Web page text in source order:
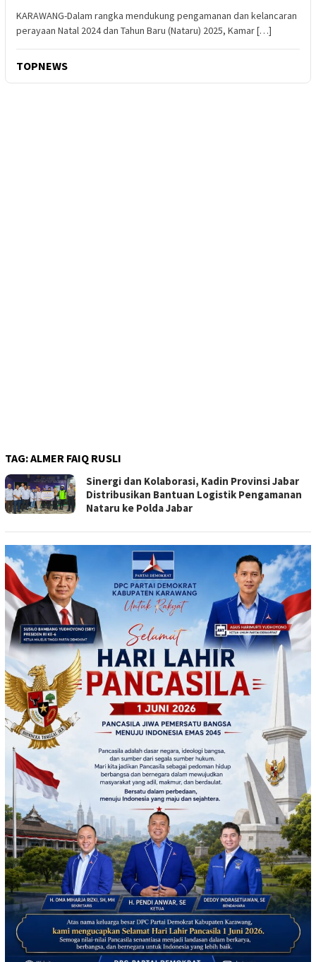
KARAWANG-Dalam rangka mendukung pengamanan dan kelancaran
perayaan Natal 2024 dan Tahun Baru (Nataru) 2025, Kamar […]
TOPNEWS
TAG:ALMER FAIQ RUSLI
Sinergi dan Kolaborasi, Kadin Provinsi Jabar
Distribusikan Bantuan Logistik Pengamanan
Nataru ke Polda Jabar